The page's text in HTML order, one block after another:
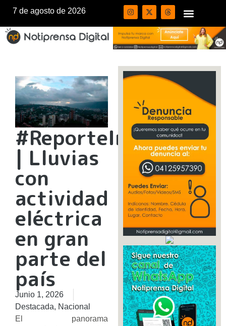
7 de agosto de 2026
#ReporteInameh
| Lluvias
con
actividad
eléctrica
en gran
parte del
país
Junio 1, 2026
Destacada, Nacional
El panorama